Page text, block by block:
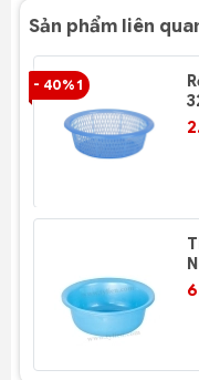
Sản phẩm liên
- 40% 1